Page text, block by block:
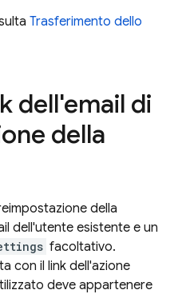
Trasferimento dello
dell'email di
della
della
dell'utente esistente e un
facoltativo.
con il link dell'azione
deve appartenere